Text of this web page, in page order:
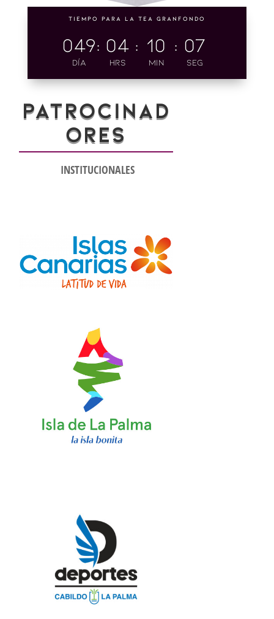
TIEMPO PARA LA TEA GRANFONDO
049
Día
: 04
Hrs
: 10
Min
: 06
Seg
PATROCINAD
ORES
INSTITUCIONALES